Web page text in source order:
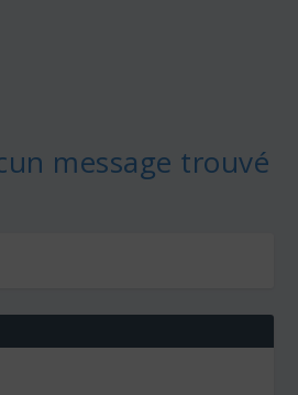
message trouvé